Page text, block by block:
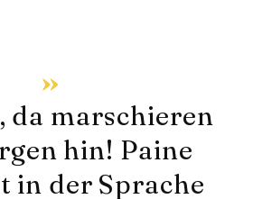
da marschieren
hin! Paine
in der Sprache